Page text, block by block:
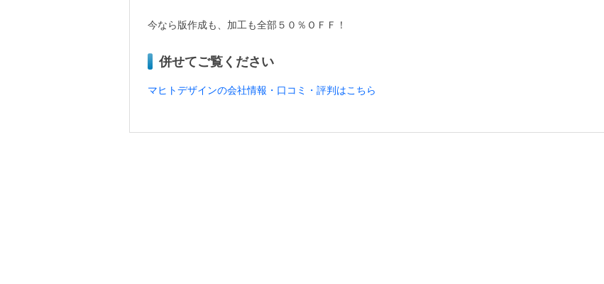
今なら版作成も、加工も全部５０％ＯＦＦ！
併せてご覧ください
マヒトデザインの会社情報・口コミ・評判はこちら